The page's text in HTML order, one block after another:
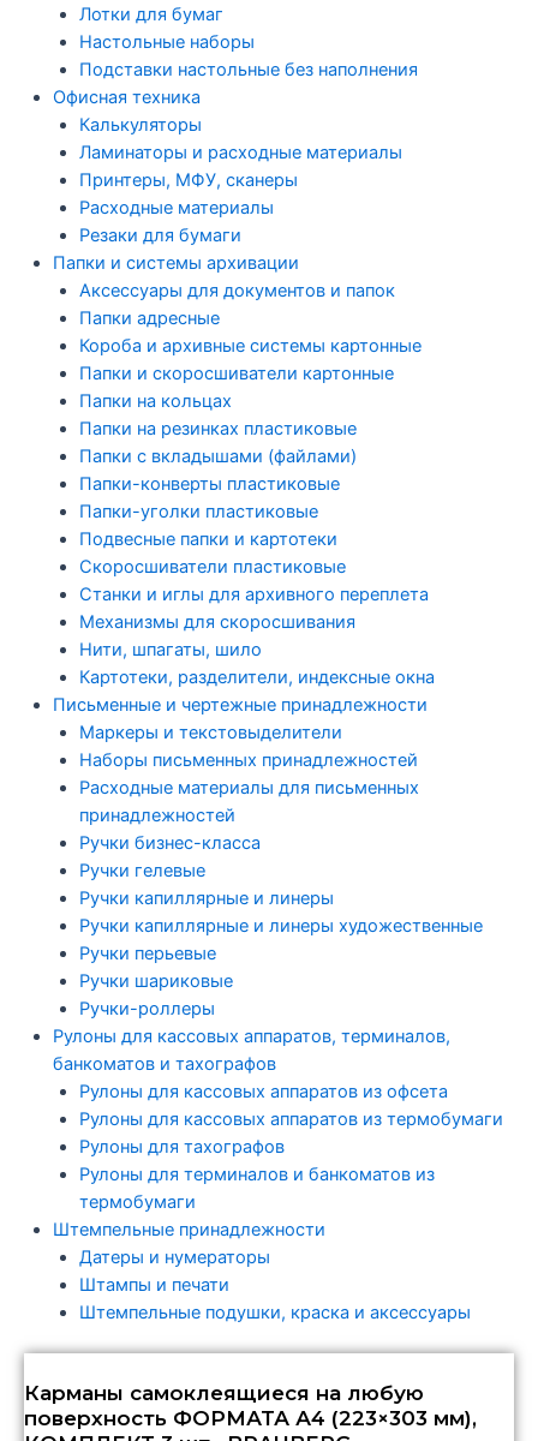
Лотки для бумаг
Настольные наборы
Подставки настольные без наполнения
Офисная техника
Калькуляторы
Ламинаторы и расходные материалы
Принтеры, МФУ, сканеры
Расходные материалы
Резаки для бумаги
Папки и системы архивации
Аксессуары для документов и папок
Папки адресные
Короба и архивные системы картонные
Папки и скоросшиватели картонные
Папки на кольцах
Папки на резинках пластиковые
Папки с вкладышами (файлами)
Папки-конверты пластиковые
Папки-уголки пластиковые
Подвесные папки и картотеки
Скоросшиватели пластиковые
Станки и иглы для архивного переплета
Механизмы для скоросшивания
Нити, шпагаты, шило
Картотеки, разделители, индексные окна
Письменные и чертежные принадлежности
Маркеры и текстовыделители
Наборы письменных принадлежностей
Расходные материалы для письменных
принадлежностей
Ручки бизнес-класса
Ручки гелевые
Ручки капиллярные и линеры
Ручки капиллярные и линеры художественные
Ручки перьевые
Ручки шариковые
Ручки-роллеры
Рулоны для кассовых аппаратов, терминалов,
банкоматов и тахографов
Рулоны для кассовых аппаратов из офсета
Рулоны для кассовых аппаратов из термобумаги
Рулоны для тахографов
Рулоны для терминалов и банкоматов из
термобумаги
Штемпельные принадлежности
Датеры и нумераторы
Штампы и печати
Штемпельные подушки, краска и аксессуары
Карманы самоклеящиеся на любую
поверхность ФОРМАТА А4 (223×303 мм),